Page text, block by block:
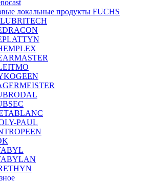
локальные продукты FUCHS
PAUL